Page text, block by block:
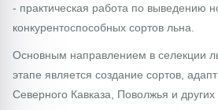
- практическая работа по выведению
конкурентоспособных сортов льна.
Основным направлением в селекции
этапе является создание сортов,
Северного Кавказа, Поволжья и